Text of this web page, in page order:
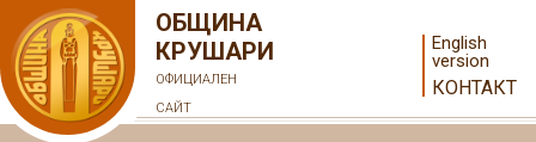
ОБЩИНА
КРУШАРИ
ОФИЦИАЛЕН
САЙТ
English
version
КОНТАКТ